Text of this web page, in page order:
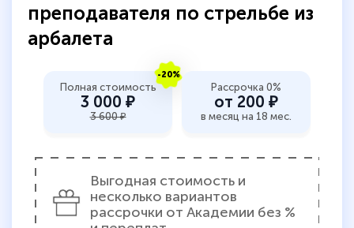
преподавателя по стрельбе из
арбалета
-20%
Полная стоимость
3 000 ₽
3 600 ₽
Рассрочка 0%
от 200 ₽
в месяц на 18 мес.
Выгодная стоимость и
несколько вариантов
рассрочки от Академии без %